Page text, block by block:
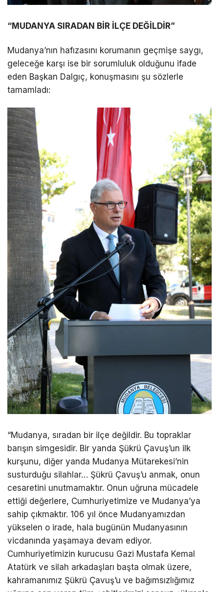
“MUDANYA SIRADAN BİR İLÇE DEĞİLDİR”
Mudanya’nın hafızasını korumanın geçmişe saygı,
geleceğe karşı ise bir sorumluluk olduğunu ifade
eden Başkan Dalgıç, konuşmasını şu sözlerle
tamamladı:
“Mudanya, sıradan bir ilçe değildir. Bu topraklar
barışın simgesidir. Bir yanda Şükrü Çavuş’un ilk
kurşunu, diğer yanda Mudanya Mütarekesi’nin
susturduğu silahlar… Şükrü Çavuş’u anmak, onun
cesaretini unutmamaktır. Onun uğruna mücadele
ettiği değerlere, Cumhuriyetimize ve Mudanya’ya
sahip çıkmaktır. 106 yıl önce Mudanyamızdan
yükselen o irade, hala bugünün Mudanyasının
vicdanında yaşamaya devam ediyor.
Cumhuriyetimizin kurucusu Gazi Mustafa Kemal
Atatürk ve silah arkadaşları başta olmak üzere,
kahramanımız Şükrü Çavuş’u ve bağımsızlığımız